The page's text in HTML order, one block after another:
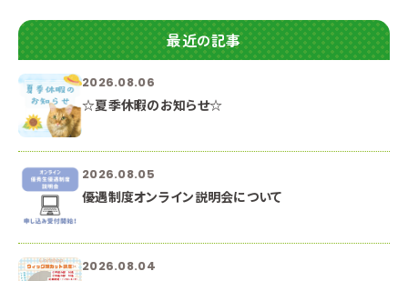
最近の記事
2026.08.06
☆夏季休暇のお知らせ☆
2026.08.05
優遇制度オンライン説明会について
2026.08.04